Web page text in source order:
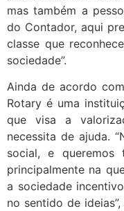
mas também a
do Contador, aqui
classe que
sociedade”.
Ainda de acordo
Rotary é uma
que visa a
necessita de ajuda.
social, e queremos
principalmente na
a sociedade
no sentido de